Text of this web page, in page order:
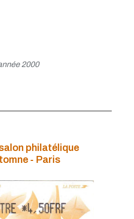
2000
philatélique
- Paris